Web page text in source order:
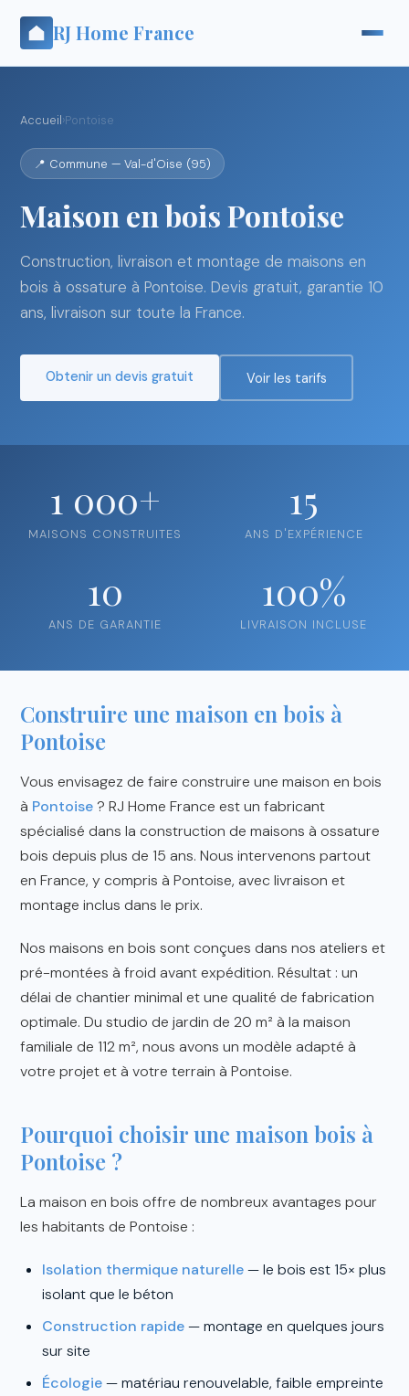
RJ Home France
Accueil›Pontoise
📍 Commune — Val-d'Oise (95)
Maison en bois Pontoise
Construction, livraison et montage de maisons en
bois à ossature à Pontoise. Devis gratuit, garantie 10
ans, livraison sur toute la France.
Obtenir un devis gratuit Voir les tarifs
1 000+
MAISONS CONSTRUITES
15
ANS D'EXPÉRIENCE
10
ANS DE GARANTIE
100%
LIVRAISON INCLUSE
Construire une maison en bois à
Pontoise
Vous envisagez de faire construire une maison en bois
à Pontoise ? RJ Home France est un fabricant
spécialisé dans la construction de maisons à ossature
bois depuis plus de 15 ans. Nous intervenons partout
en France, y compris à Pontoise, avec livraison et
montage inclus dans le prix.
Nos maisons en bois sont conçues dans nos ateliers et
pré-montées à froid avant expédition. Résultat : un
délai de chantier minimal et une qualité de fabrication
optimale. Du studio de jardin de 20 m² à la maison
familiale de 112 m², nous avons un modèle adapté à
votre projet et à votre terrain à Pontoise.
Pourquoi choisir une maison bois à
Pontoise ?
La maison en bois offre de nombreux avantages pour
les habitants de Pontoise :
Isolation thermique naturelle— le bois est 15× plus
isolant que le béton
Construction rapide— montage en quelques jours
sur site
Écologie— matériau renouvelable, faible empreinte